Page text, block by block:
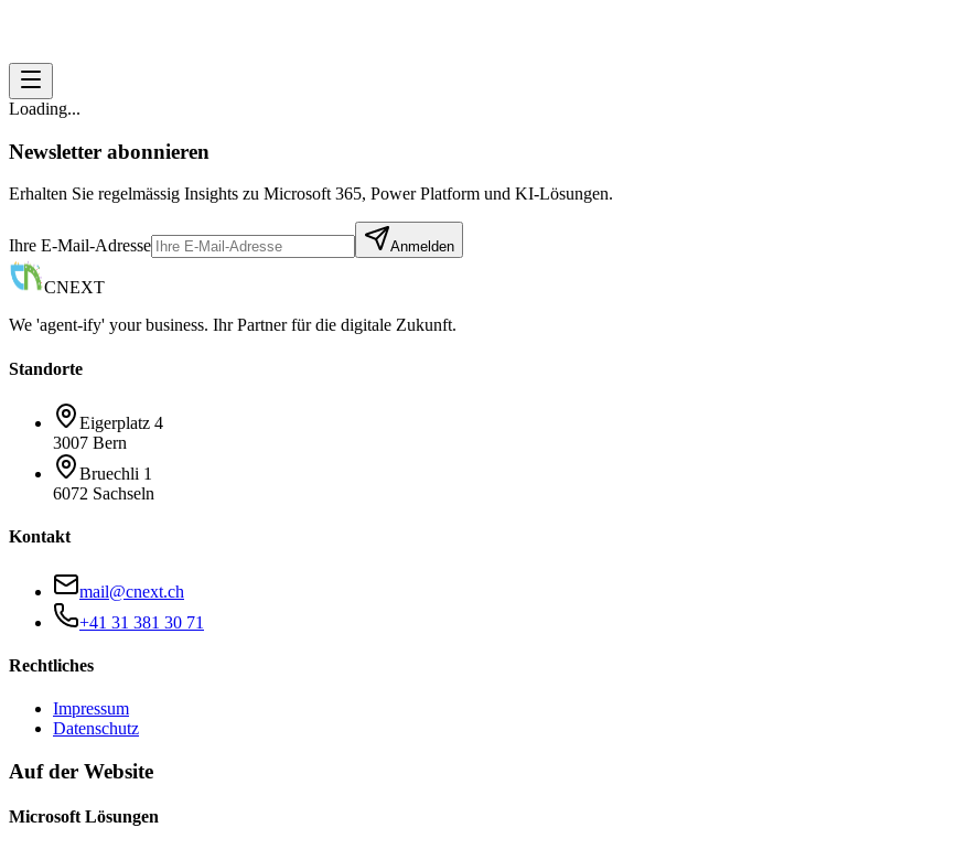
Loading...
Newsletter abonnieren
Erhalten Sie regelmässig Insights zu Microsoft 365, Power Platform und KI-Lösungen.
Ihre E-Mail-Adresse Anmelden
CNEXT
We 'agent-ify' your business. Ihr Partner für die digitale Zukunft.
Standorte
Eigerplatz 4
3007 Bern
Bruechli 1
6072 Sachseln
Kontakt
mail@cnext.ch
+41 31 381 30 71
Rechtliches
Impressum
Datenschutz
Auf der Website
Microsoft Lösungen